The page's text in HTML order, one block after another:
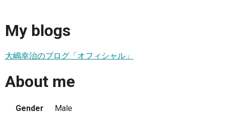
My blogs
大嶋幸治のブログ「オフィシャル」
About me
Gender
Male